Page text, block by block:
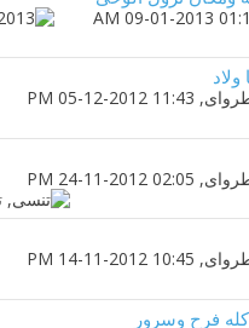
‏, 05-12-2012 11:43 PM
‏, 24-11-2012 02:05 PM
‏, 14-11-2012 10:45 PM
فرح وسرور